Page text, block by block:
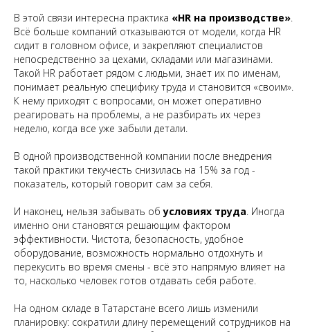
В этой связи интересна практика «HR на производстве»
Всё больше компаний отказываются от модели, когда HR
сидит в головном офисе, и закрепляют специалистов
непосредственно за цехами, складами или магазинами.
Такой HR работает рядом с людьми, знает их по именам,
понимает реальную специфику труда и становится «своим».
К нему приходят с вопросами, он может оперативно
реагировать на проблемы, а не разбирать их через
неделю, когда все уже забыли детали.
В одной производственной компании после внедрения
такой практики текучесть снизилась на 15% за год -
показатель, который говорит сам за себя.
И наконец, нельзя забывать обусловиях труда . Иногда
именно они становятся решающим фактором
эффективности. Чистота, безопасность, удобное
оборудование, возможность нормально отдохнуть и
перекусить во время смены - всё это напрямую влияет на
то, насколько человек готов отдавать себя работе.
На одном складе в Татарстане всего лишь изменили
планировку: сократили длину перемещений сотрудников на